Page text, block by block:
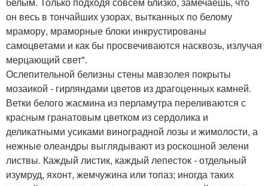
он весь в тончайших узорах, вытканных по белому
мрамору, мраморные блоки инкрустированы
самоцветами и как бы просвечиваются насквозь, излучая
мерцающий свет".
Ослепительной белизны стены мавзолея покрыты
мозаикой - гирляндами цветов из драгоценных камней.
Ветки белого жасмина из перламутра переливаются с
красным гранатовым цветком из сердолика и
деликатными усиками виноградной лозы и жимолости, а
нежные олеандры выглядывают из роскошной зелени
листвы. Каждый листик, каждый лепесток - отдельный
изумруд, яхонт, жемчужина или топаз; иногда таких